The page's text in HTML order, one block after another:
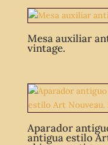
Mesa auxiliar
vintage.
Aparador
antigua estilo